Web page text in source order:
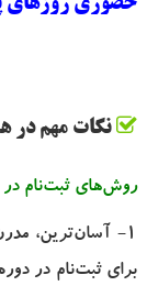
حضوری روزهای
نکات مهم در
روش‌های ثبت‌نام در
1- آسان‌ترین،
برای ثبت‌نام در